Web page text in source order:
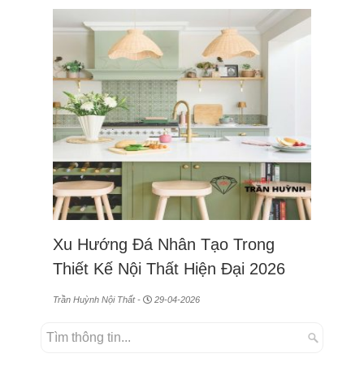
Xu Hướng Đá Nhân Tạo Trong
Thiết Kế Nội Thất Hiện Đại 2026
Trần Huỳnh Nội Thất - 29-04-2026